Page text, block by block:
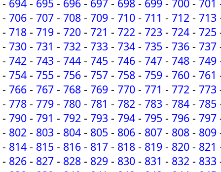
- 694 - 695 - 696 - 697 - 698 - 699 - 700 - 701
- 706 - 707 - 708 - 709 - 710 - 711 - 712 - 713
- 718 - 719 - 720 - 721 - 722 - 723 - 724 - 725
- 730 - 731 - 732 - 733 - 734 - 735 - 736 - 737
- 742 - 743 - 744 - 745 - 746 - 747 - 748 - 749
- 754 - 755 - 756 - 757 - 758 - 759 - 760 - 761
- 766 - 767 - 768 - 769 - 770 - 771 - 772 - 773
- 778 - 779 - 780 - 781 - 782 - 783 - 784 - 785
- 790 - 791 - 792 - 793 - 794 - 795 - 796 - 797
- 802 - 803 - 804 - 805 - 806 - 807 - 808 - 809
- 814 - 815 - 816 - 817 - 818 - 819 - 820 - 821
- 826 - 827 - 828 - 829 - 830 - 831 - 832 - 833